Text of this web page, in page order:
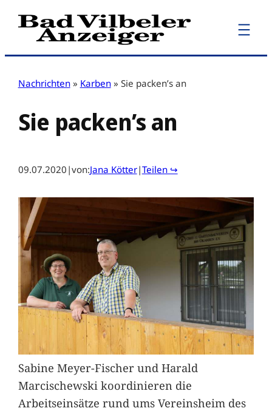
Zum
Inhalt
Nachrichten » Karben » Sie packen’s an
Sie packen’s an
09.07.2020 |von:Jana Kötter|Teilen ↪
Sabine Meyer-Fischer und Harald
Marcischewski koordinieren die
Arbeitseinsätze rund ums Vereinsheim des